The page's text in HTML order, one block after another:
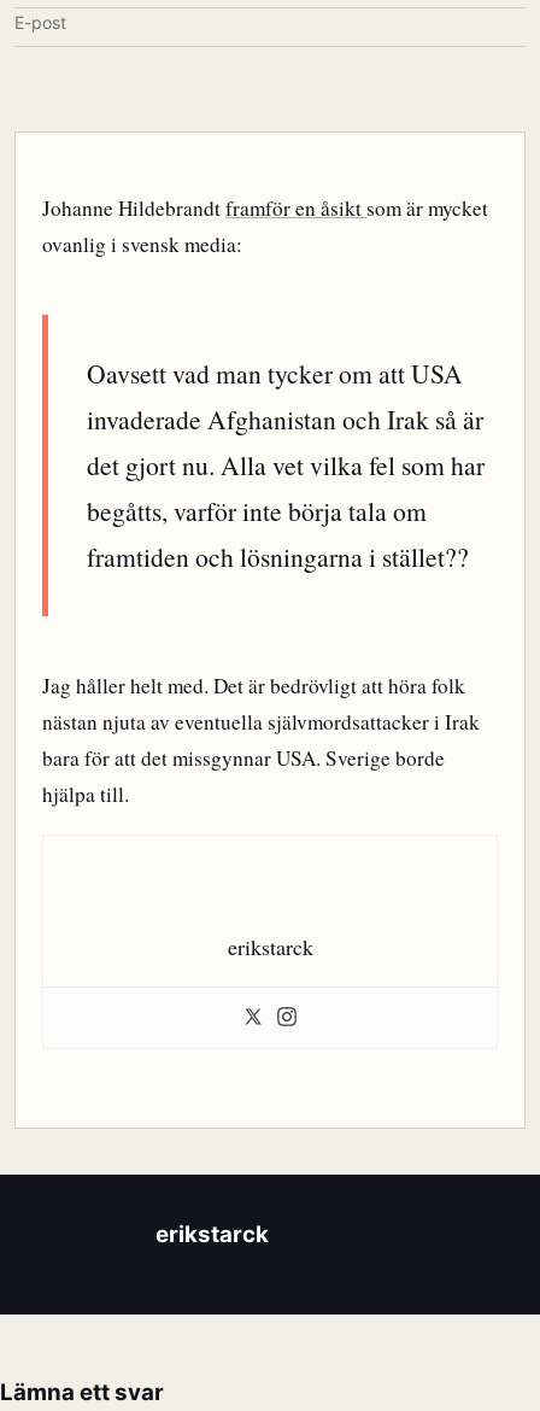
Johanne Hildebrandtframför en åsiktsom är mycket
ovanlig i svensk media:
Oavsett vad man tycker om att USA
invaderade Afghanistan och Irak så är
det gjort nu. Alla vet vilka fel som har
begåtts, varför inte börja tala om
framtiden och lösningarna i stället??
Jag håller helt med. Det är bedrövligt att höra folk
nästan njuta av eventuella självmordsattacker i Irak
bara för att det missgynnar USA. Sverige borde
hjälpa till.
erikstarck
E-post
erikstarck
Lämna ett svar